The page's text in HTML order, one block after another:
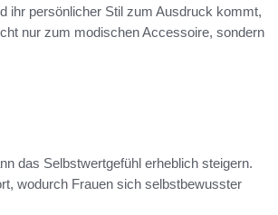
ihr persönlicher Stil zum Ausdruck kommt,
nur zum modischen Accessoire, sondern
das Selbstwertgefühl erheblich steigern.
wodurch Frauen sich selbstbewusster